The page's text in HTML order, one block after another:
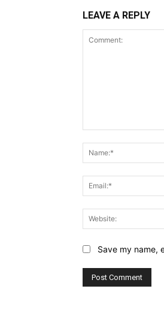
LEAVE A REPLY
Save my name,